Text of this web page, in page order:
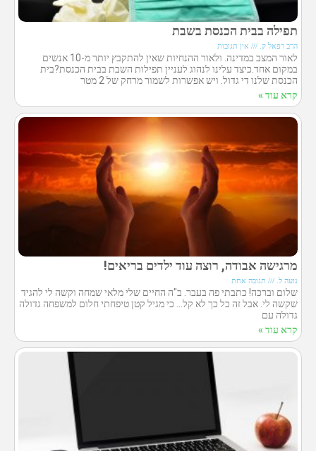
תפילה בבית הכנסת בשבת
הרב רפאל ק. אין תגובות
לאור המצב במדינה. ולאור ההנחיות שאין להתקבץ יותר מ-10 אנשים
במקום אחד.כיצד עלינו לנהוג לעניין תפילות השבת בבית הכנסת?בית
הכנסת שלנו די גדול. ויש אפשרות לשמור מרחק של 2 מטר
קרא עוד »
מרגישה אבודה, רוצה עוד ילדים בריאים!
נועה ל. תגובה אחת
שלום וברכה! כתבתי פה בעבר. ב"ה החיים שלי מלאי שמחה וקשה לי להגיד
שקשה לי. אבל זה כל כך לא קל… כי מגיל קטן טיפחתי חלום למשפחה גדולה
גדולה עם
קרא עוד »